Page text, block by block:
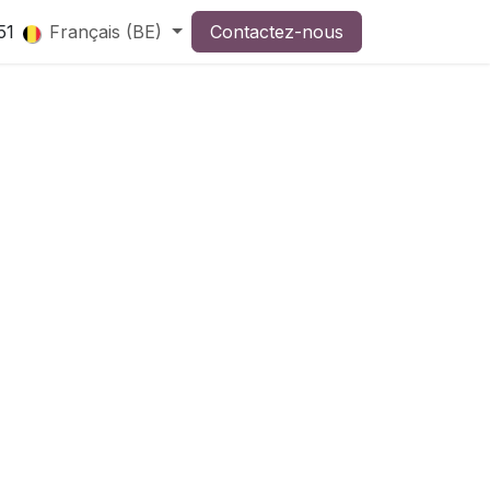
Français (BE) Contactez-nous